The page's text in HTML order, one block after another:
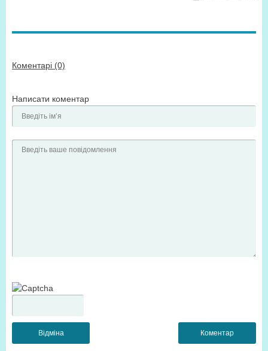
Коментарі (0)
Написати коментар